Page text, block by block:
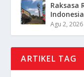
Raksasa
Indonesia
Agu 2, 2026
ARTIKEL TAG